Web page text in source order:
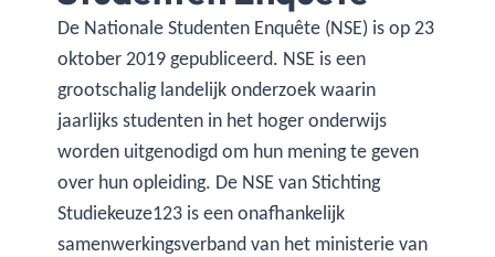
De Nationale Studenten Enquête (NSE) is op 23
oktober 2019 gepubliceerd. NSE is een
grootschalig landelijk onderzoek waarin
jaarlijks studenten in het hoger onderwijs
worden uitgenodigd om hun mening te geven
over hun opleiding. De NSE van Stichting
Studiekeuze123 is een onafhankelijk
samenwerkingsverband van het ministerie van